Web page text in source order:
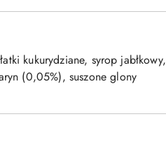
kukurydziane, syrop jabłkowy,
(0,05%), suszone glony